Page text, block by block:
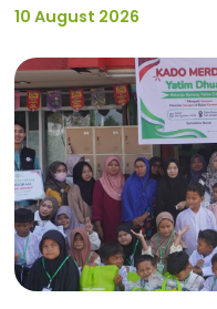
10 August 2026